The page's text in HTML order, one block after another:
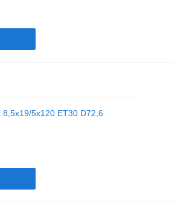
8,5x19/5x120 ET30 D72,6